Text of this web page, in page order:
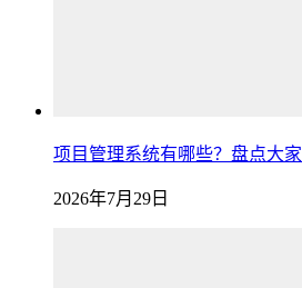
项目管理系统有哪些？盘点大
2026年7月29日